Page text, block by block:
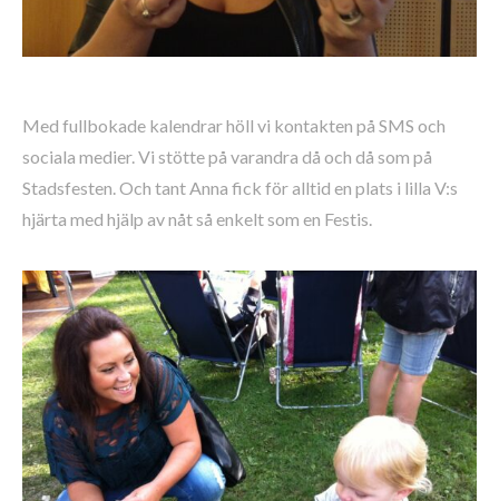
Med fullbokade kalendrar höll vi kontakten på SMS och
sociala medier. Vi stötte på varandra då och då som på
Stadsfesten. Och tant Anna fick för alltid en plats i lilla V:s
hjärta med hjälp av nåt så enkelt som en Festis.